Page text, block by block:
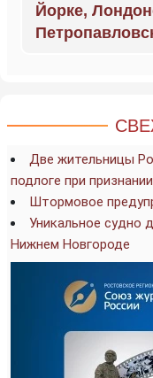
Йорке,
Две жительницы
подлоге при
Штормовое
Уникальное судно
Нижнем Новгороде